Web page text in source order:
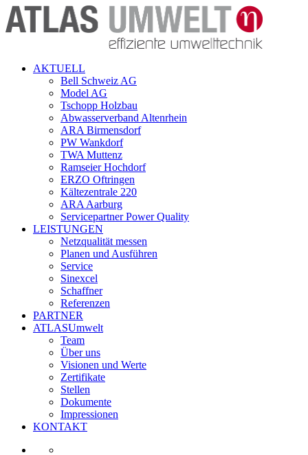
AKTUELL
Bell Schweiz AG
Model AG
Tschopp Holzbau
Abwasserverband Altenrhein
ARA Birmensdorf
PW Wankdorf
TWA Muttenz
Ramseier Hochdorf
ERZO Oftringen
Kältezentrale 220
ARA Aarburg
Servicepartner Power Quality
LEISTUNGEN
Netzqualität messen
Planen und Ausführen
Service
Sinexcel
Schaffner
Referenzen
PARTNER
ATLASUmwelt
Team
Über uns
Visionen und Werte
Zertifikate
Stellen
Dokumente
Impressionen
KONTAKT